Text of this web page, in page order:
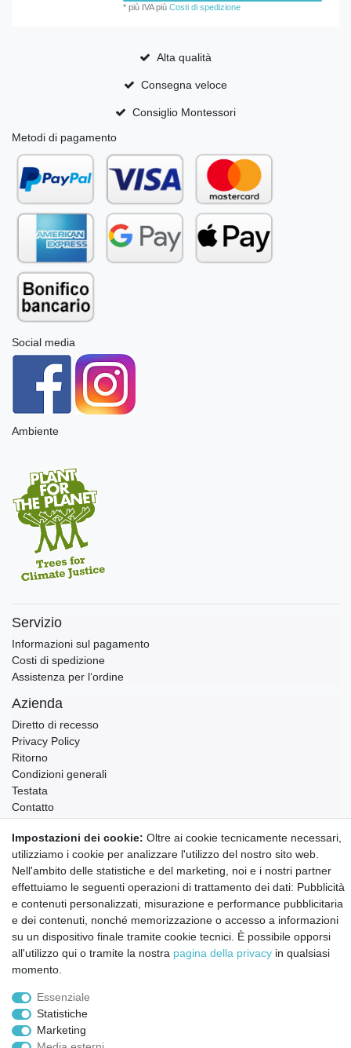
*più IVApiùCosti di spedizione
Alta qualità
Consegna veloce
Consiglio Montessori
Metodi di pagamento
Social media
Ambiente
Servizio
Informazioni sul pagamento
Costi di spedizione
Assistenza per l‘ordine
Azienda
Diretto di recesso
Privacy Policy
Ritorno
Condizioni generali
Testata
Contatto
Annullare l'ordine
Notizie sui materiali Montessori e sull'educazione
Montessori.
Informazioni settimanali gratuite
Confermo di aver preso visione della:policy. Il mio accordo può essere revocato
in qualsiasi momento.
Impostazioni dei cookie: Oltre ai cookie tecnicamente necessari,
utilizziamo i cookie per analizzare l'utilizzo del nostro sito web.
Nell'ambito delle statistiche e del marketing, noi e i nostri partner
effettuiamo le seguenti operazioni di trattamento dei dati: Pubblicità
e contenuti personalizzati, misurazione e performance pubblicitaria
e dei contenuti, nonché memorizzazione o accesso a informazioni
su un dispositivo finale tramite cookie tecnici. È possibile opporsi
all'utilizzo qui o tramite la nostra pagina della privacy in qualsiasi
momento.
Essenziale
Statistiche
Marketing